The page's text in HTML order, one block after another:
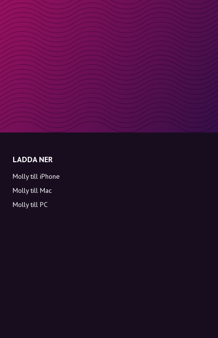
LADDA NER
Molly till iPhone
Molly till Mac
Molly till PC